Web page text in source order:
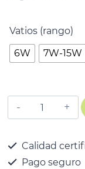
Vatios (rango)
6W 7W-15W
Calidad
Pago seguro